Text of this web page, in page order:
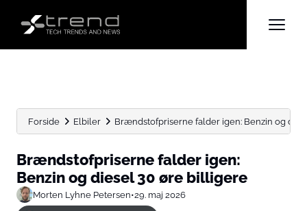
Forside Elbiler Brændstofpriserne falder igen: Benzin og
Brændstofpriserne falder igen:
Benzin og diesel 30 øre billigere
Morten Lyhne Petersen•29. maj 2026